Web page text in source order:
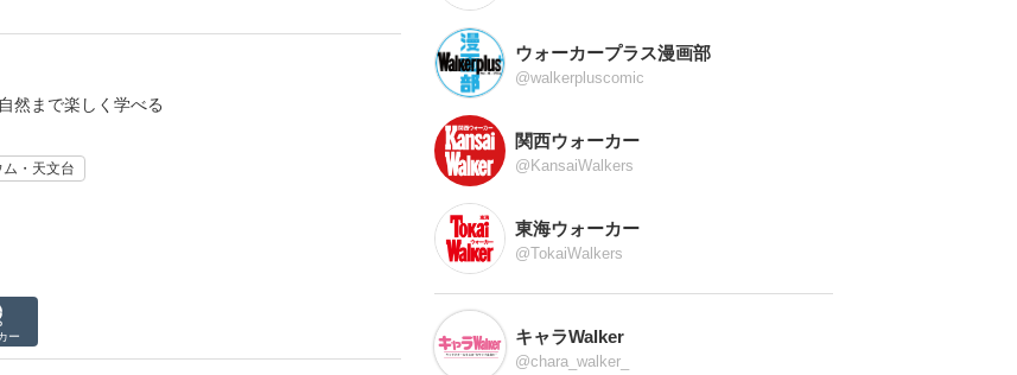
然まで楽しく学べる
・天文台
ー
ウォーカープラス漫画部
@walkerpluscomic
関西ウォーカー
@KansaiWalkers
東海ウォーカー
@TokaiWalkers
キャラWalker
@chara_walker_